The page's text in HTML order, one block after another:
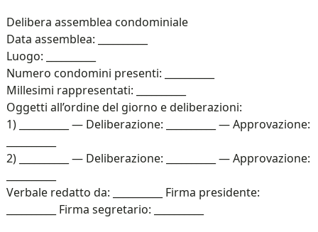
Delibera assemblea condominiale
Data assemblea: __________
Luogo: __________
Numero condomini presenti: __________
Millesimi rappresentati: __________
Oggetti all’ordine del giorno e deliberazioni:
1) __________ — Deliberazione: __________ — Approvazione:
2) __________ — Deliberazione: __________ — Approvazione:
Verbale redatto da: __________ Firma presidente:
__________ Firma segretario: __________